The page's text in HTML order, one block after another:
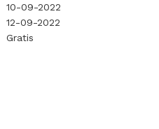
10-09-2022
12-09-2022
Gratis